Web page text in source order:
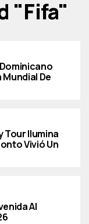
"fifa"
Mundial De
Tour Ilumina
Vivió Un
Al